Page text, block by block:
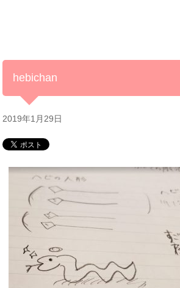
hebichan
2019年1月29日